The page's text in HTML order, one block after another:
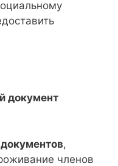
документ
,
членов